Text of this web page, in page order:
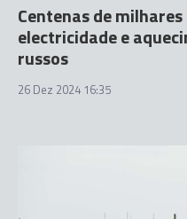
Centenas de
electricidade e
russos
26 Dez 2024 16:35